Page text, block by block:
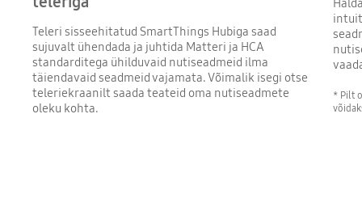
Teleri sisseehitatud SmartThings Hubiga saad
sujuvalt ühendada ja juhtida Matteri ja HCA
standarditega ühilduvaid nutiseadmeid ilma
täiendavaid seadmeid vajamata. Võimalik isegi otse
teleriekraanilt saada teateid oma nutiseadmete
oleku kohta.
* Pilt